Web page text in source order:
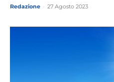
Redazione 27 Agosto 2023